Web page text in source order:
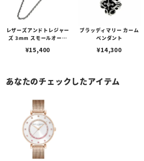
レザーズアンドトレジャー
ズ 3mm スモールオーバ
ブスタークラスプ＆LTロ
¥15,400
ブラッディマリー カーム
ペンダント
¥14,300
あなたのチェックしたアイテム